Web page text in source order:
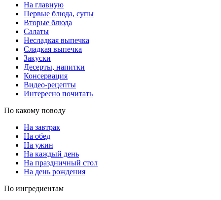
На главную
Первые блюда, супы
Вторые блюда
Салаты
Несладкая выпечка
Сладкая выпечка
Закуски
Десерты, напитки
Консервация
Видео-рецепты
Интересно почитать
По какому поводу
На завтрак
На обед
На ужин
На каждый день
На праздничный стол
На день рождения
По ингредиентам